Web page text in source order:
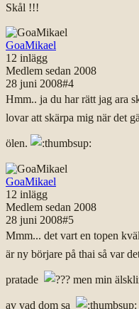
Skål !!!
GoaMikael
12 inlägg
Medlem sedan 2008
28 juni 2008#4
Hmm.. ja du har rätt jag ara
lovar att skärpa mig när det
ölen.
GoaMikael
12 inlägg
Medlem sedan 2008
28 juni 2008#5
Mmm... det vart en topen
är ny börjare på thai så var
pratade men min
av vad dom sa